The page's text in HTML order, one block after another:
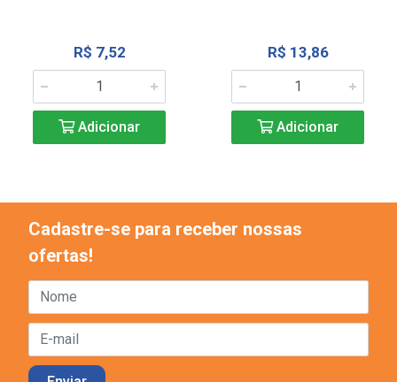
R$ 7,52
Adicionar
R$ 13,86
Adicionar
Cadastre-se para receber nossas
ofertas!